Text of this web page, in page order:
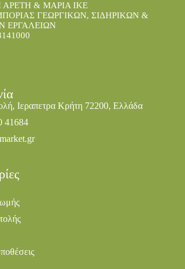
& ΜΑΡΙΑ IKE
ΓΕΩΡΓΙΚΩΝ, ΣΙΔΗΡΙΚΩΝ &
ΕΡΓΑΛΕΙΩΝ
Ιεραπετρα Κρήτη 72200, Ελλάδα
41684